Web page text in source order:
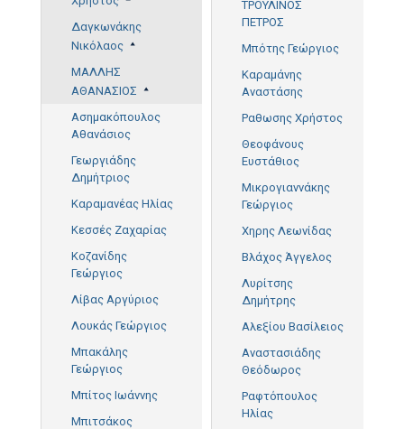
Δαγκωνάκης
Νικόλαος
ΜΑΛΛΗΣ
ΑΘΑΝΑΣΙΟΣ
Ασημακόπουλος
Αθανάσιος
Γεωργιάδης
Δημήτριος
Καραμανέας Ηλίας
Κεσσές Ζαχαρίας
Κοζανίδης
Γεώργιος
Λίβας Αργύριος
Λουκάς Γεώργιος
Μπακάλης
Γεώργιος
Μπίτος Ιωάννης
Μπιτσάκος
ΤΡΟΥΛΙΝΟΣ
ΠΕΤΡΟΣ
Μπότης Γεώργιος
Καραμάνης
Αναστάσης
Ραθωσης Χρήστος
Θεοφάνους
Ευστάθιος
Μικρογιαννάκης
Γεώργιος
Χηρης Λεωνίδας
Βλάχος Άγγελος
Λυρίτσης
Δημήτρης
Αλεξίου Βασίλειος
Αναστασιάδης
Θεόδωρος
Ραφτόπουλος
Ηλίας